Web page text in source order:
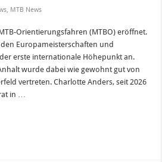
, MTB News
Orientierungsfahren (MTBO) eröffnet.
Europameisterschaften und
erste internationale Höhepunkt an.
wurde dabei wie gewohnt gut von
vertreten. Charlotte Anders, seit 2026
in …